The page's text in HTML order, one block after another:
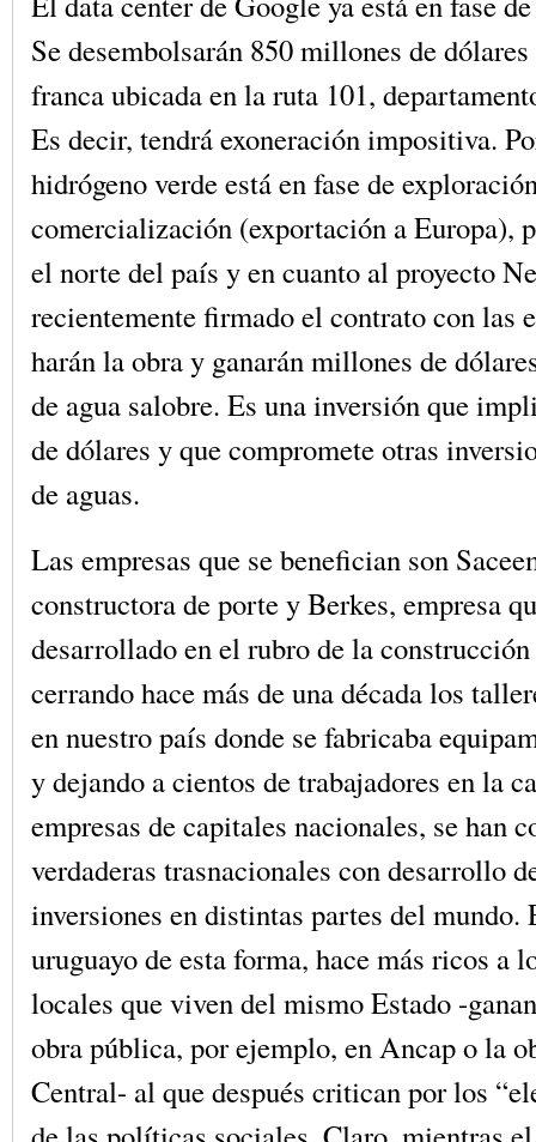
Se desembolsarán 850 millones de
franca ubicada en la ruta 101,
Es decir, tendrá exoneración impositiva.
hidrógeno verde está en fase de
comercialización (exportación a Europa),
el norte del país y en cuanto al proyecto
recientemente firmado el contrato con las
harán la obra y ganarán millones de
de agua salobre. Es una inversión que
de dólares y que compromete otras
de aguas.
Las empresas que se benefician son
constructora de porte y Berkes, empresa
desarrollado en el rubro de la
cerrando hace más de una década los
en nuestro país donde se fabricaba
y dejando a cientos de trabajadores en la
empresas de capitales nacionales, se han
verdaderas trasnacionales con desarrollo
inversiones en distintas partes del mundo.
uruguayo de esta forma, hace más ricos a
locales que viven del mismo Estado -
obra pública, por ejemplo, en Ancap o la
Central- al que después critican por los